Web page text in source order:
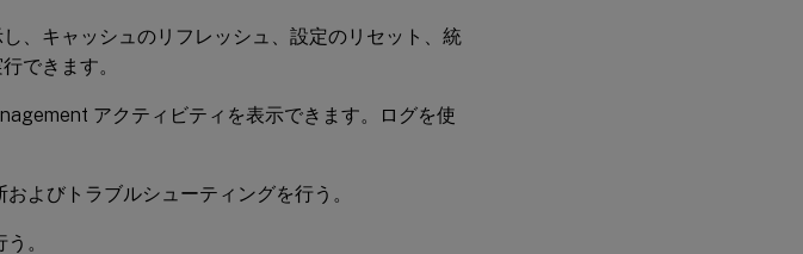
、キャッシュのリフレッシュ、設定のリセット、統
できます。
アクティビティを表示できます。ログを使
よびトラブルシューティングを行う。
。